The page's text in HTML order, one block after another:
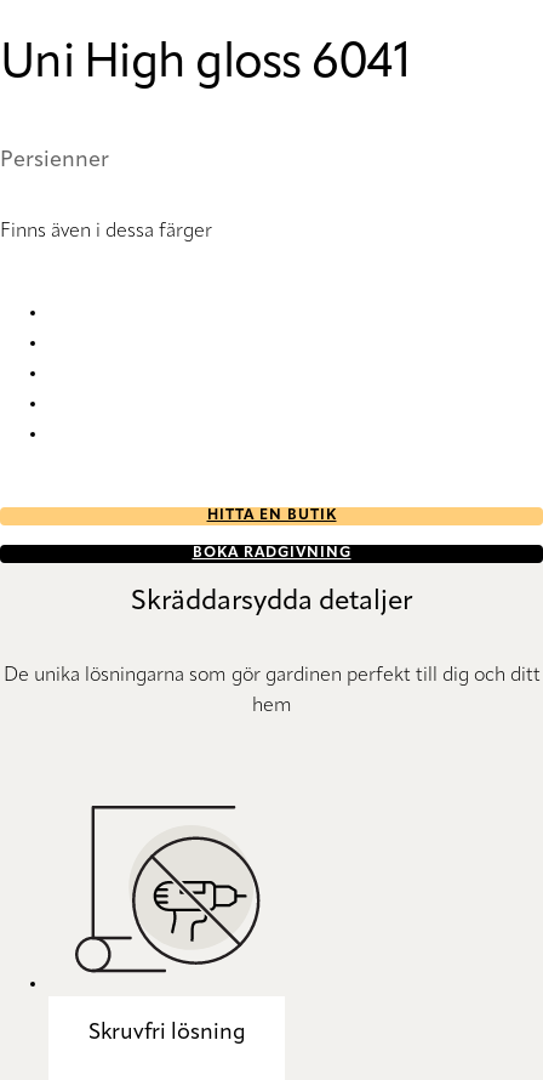
Uni High gloss 6041
Persienner
Finns även i dessa färger
HITTA EN BUTIK
BOKA RÅDGIVNING
Skräddarsydda detaljer
De unika lösningarna som gör gardinen perfekt till dig och ditt
hem
Skruvfri lösning